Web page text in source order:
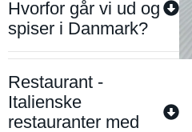
Hvorfor går vi ud og
spiser i Danmark?
Restaurant -
Italienske
restauranter med